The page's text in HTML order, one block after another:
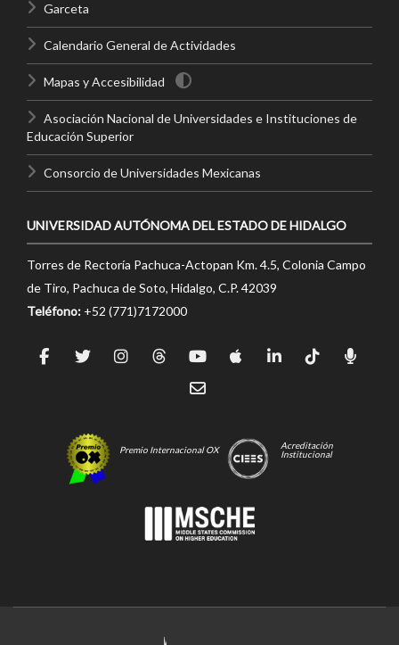
Garceta
Calendario General de Actividades
Mapas y Accesibilidad
Asociación Nacional de Universidades e Instituciones de
Educación Superior
Consorcio de Universidades Mexicanas
UNIVERSIDAD AUTÓNOMA DEL ESTADO DE HIDALGO
Torres de Rectoría Pachuca-Actopan Km. 4.5, Colonia Campo
de Tiro, Pachuca de Soto, Hidalgo, C.P. 42039
Teléfono: +52 (771)7172000
Premio Internacional OX
Acreditación
Institucional